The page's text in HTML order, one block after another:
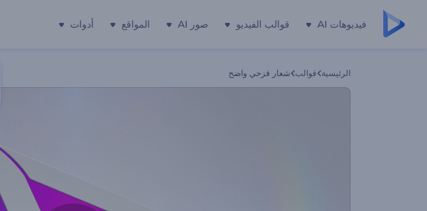
فيديوهات AI قوالب الفيديو صور AI المواقع أدوات
الرئيسية قوالب شعار قزحي واضح